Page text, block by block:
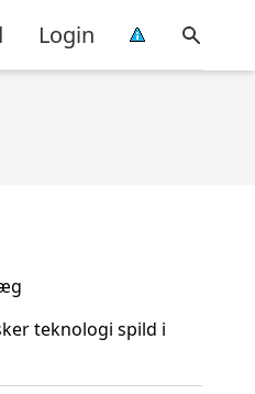
Login
teknologi spild i